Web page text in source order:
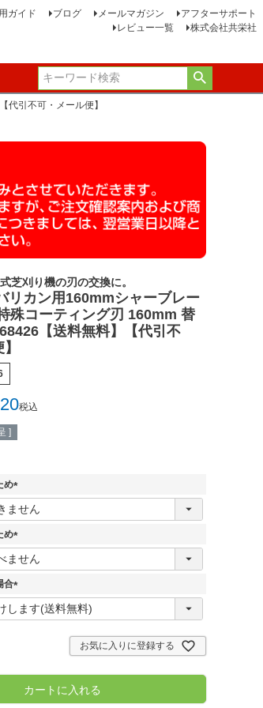
ガイド ブログ メールマガジン
アフターサポート
レビュー一覧
株式会社共栄社
代引不可・メール便】
芝刈り機の刃の交換に。
リカン用160mmシャーブレー
殊コーティング刃 160mm 替
【送料無料】【代引不
税込
]
め
(
必
須
め
(
必
須
合
(
必
お気に入りに登録する
カートに入れる